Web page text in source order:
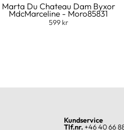
Marta Du Chateau Dam Byxor
MdcMarceline - Moro85831
599 kr
Kundservice
Tlf.nr. +46 40 66